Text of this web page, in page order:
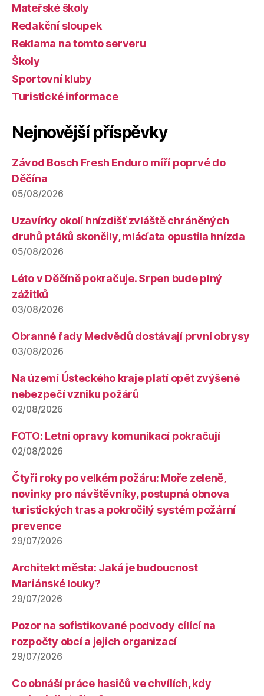
Mateřské školy
Redakční sloupek
Reklama na tomto serveru
Školy
Sportovní kluby
Turistické informace
Nejnovější příspěvky
Závod Bosch Fresh Enduro míří poprvé do
Děčína
05/08/2026
Uzavírky okolí hnízdišť zvláště chráněných
druhů ptáků skončily, mláďata opustila hnízda
05/08/2026
Léto v Děčíně pokračuje. Srpen bude plný
zážitků
03/08/2026
Obranné řady Medvědů dostávají první obrysy
03/08/2026
Na území Ústeckého kraje platí opět zvýšené
nebezpečí vzniku požárů
02/08/2026
FOTO: Letní opravy komunikací pokračují
02/08/2026
Čtyři roky po velkém požáru: Moře zeleně,
novinky pro návštěvníky, postupná obnova
turistických tras a pokročilý systém požární
prevence
29/07/2026
Architekt města: Jaká je budoucnost
Mariánské louky?
29/07/2026
Pozor na sofistikované podvody cílící na
rozpočty obcí a jejich organizací
29/07/2026
Co obnáší práce hasičů ve chvílích, kdy